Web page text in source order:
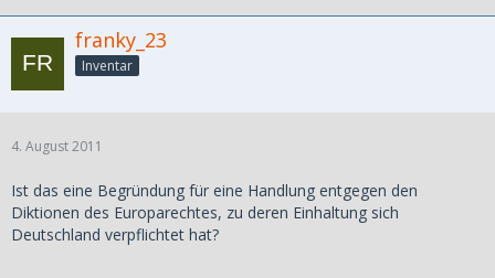
franky_23
Inventar
4. August 2011
Ist das eine Begründung für eine Handlung entgegen den
Diktionen des Europarechtes, zu deren Einhaltung sich
Deutschland verpflichtet hat?